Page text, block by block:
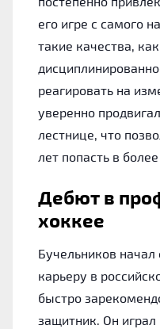
его игре с самого
такие качества,
реагировать на
уверенно
лестнице, что
лет попасть в
Дебют в
хоккее
Бучельников
карьеру в
быстро
защитник. Он